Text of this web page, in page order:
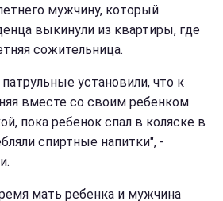
мужчину, который
выкинули из квартиры, где
сожительница.
установили, что к
вместе со своим ребенком
пока ребенок спал в коляске в
спиртные напитки", -
мать ребенка и мужчина